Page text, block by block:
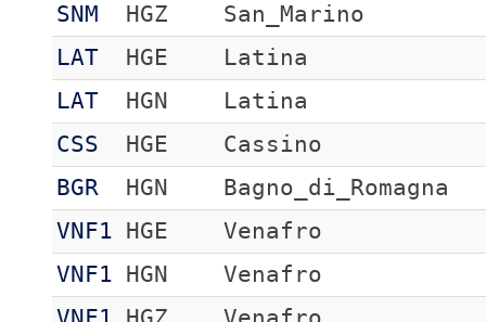
SNM
HGZ
San_Marino
LAT
HGE
Latina
LAT
HGN
Latina
CSS
HGE
Cassino
BGR
HGN
Bagno_di_Romagna
VNF1
HGE
Venafro
VNF1
HGN
Venafro